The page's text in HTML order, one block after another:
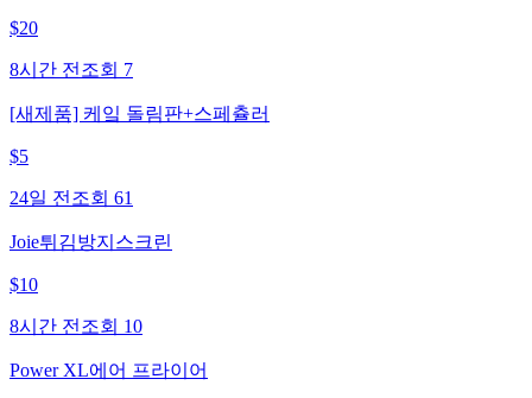
$20
8시간 전 조회 7
[새제품] 케잌 돌림판+스페츌러
$5
24일 전 조회 61
Joie튀김방지스크린
$10
8시간 전 조회 10
Power XL에어 프라이어